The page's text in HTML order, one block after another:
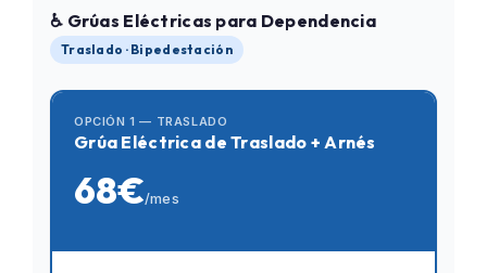
♿ Grúas Eléctricas para Dependencia
Traslado · Bipedestación
OPCIÓN 1 — TRASLADO
Grúa Eléctrica de Traslado + Arnés
68€/mes